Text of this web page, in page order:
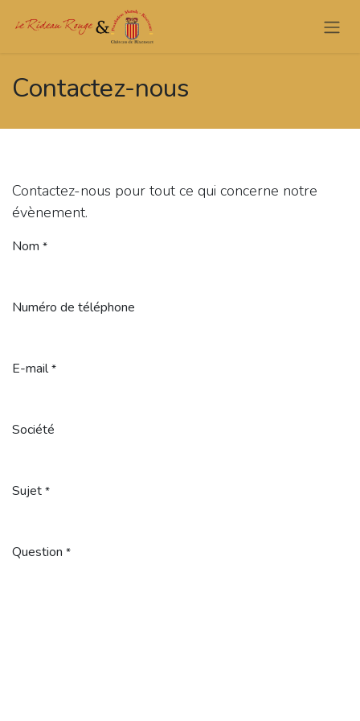
Contactez-nous
Contactez-nous pour tout ce qui concerne notre
évènement.
Nom *
Numéro de téléphone
E-mail *
Société
Sujet *
Question *